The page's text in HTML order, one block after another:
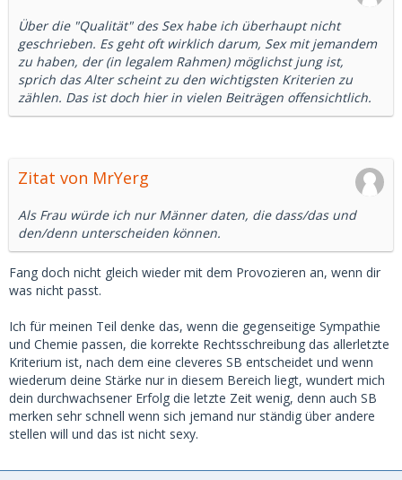
Über die "Qualität" des Sex habe ich überhaupt nicht
geschrieben. Es geht oft wirklich darum, Sex mit jemandem
zu haben, der (in legalem Rahmen) möglichst jung ist,
sprich das Alter scheint zu den wichtigsten Kriterien zu
zählen. Das ist doch hier in vielen Beiträgen offensichtlich.
Zitat von MrYerg
Als Frau würde ich nur Männer daten, die dass/das und
den/denn unterscheiden können.
Fang doch nicht gleich wieder mit dem Provozieren an, wenn dir
was nicht passt.
Ich für meinen Teil denke das, wenn die gegenseitige Sympathie
und Chemie passen, die korrekte Rechtsschreibung das allerletzte
Kriterium ist, nach dem eine cleveres SB entscheidet und wenn
wiederum deine Stärke nur in diesem Bereich liegt, wundert mich
dein durchwachsener Erfolg die letzte Zeit wenig, denn auch SB
merken sehr schnell wenn sich jemand nur ständig über andere
stellen will und das ist nicht sexy.